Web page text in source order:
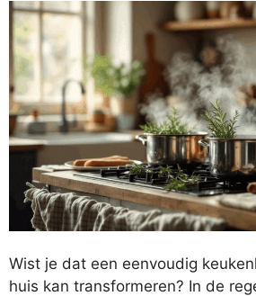
Wist je dat een eenvoudig
huis kan transformeren? In de